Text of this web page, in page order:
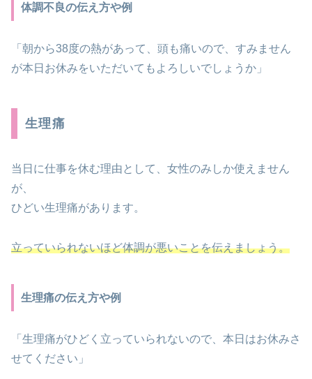
体調不良の伝え方や例
「朝から38度の熱があって、頭も痛いので、すみません
が本日お休みをいただいてもよろしいでしょうか」
生理痛
当日に仕事を休む理由として、女性のみしか使えません
が、
ひどい生理痛があります。
立っていられないほど体調が悪いことを伝えましょう。
生理痛の伝え方や例
「生理痛がひどく立っていられないので、本日はお休みさ
せてください」